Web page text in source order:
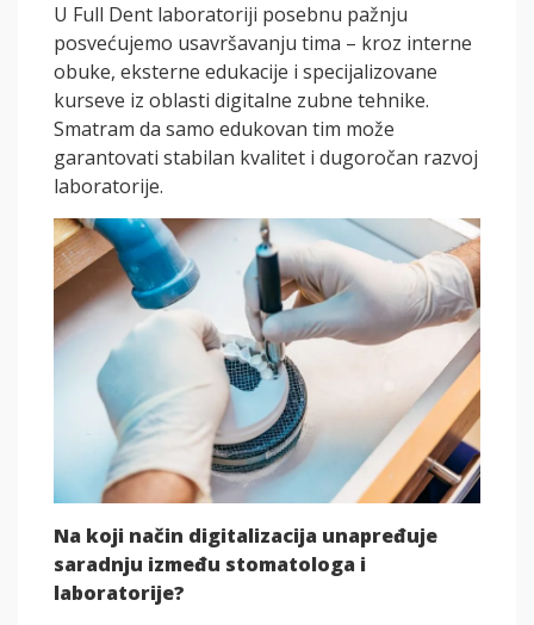
U Full Dent laboratoriji posebnu pažnju
posvećujemo usavršavanju tima – kroz interne
obuke, eksterne edukacije i specijalizovane
kurseve iz oblasti digitalne zubne tehnike.
Smatram da samo edukovan tim može
garantovati stabilan kvalitet i dugoročan razvoj
laboratorije.
Na koji način digitalizacija unapređuje
saradnju između stomatologa i
laboratorije?